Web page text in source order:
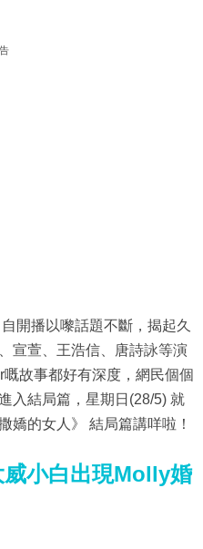
開播以嚟話題不斷，揭起久
宣萱、王浩信、唐詩詠等演
故事都好有深度，網民個個
入結局篇，星期日(28/5) 就
嬌的女人》 結局篇講咩啦！
小白出現Molly婚